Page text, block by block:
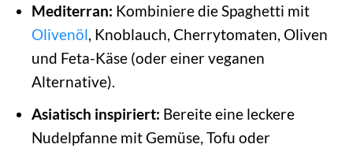
Mediterran: Kombiniere die Spaghetti mit
Olivenöl, Knoblauch, Cherrytomaten, Oliven
und Feta-Käse (oder einer veganen
Alternative).
Asiatisch inspiriert: Bereite eine leckere
Nudelpfanne mit Gemüse, Tofu oder